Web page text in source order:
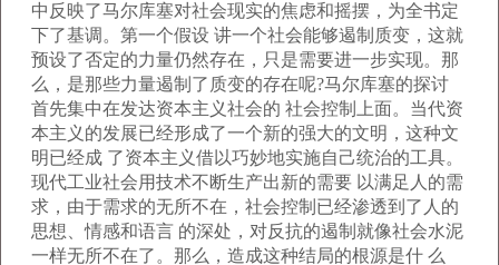
中反映了马尔库塞对社会现实的焦虑和摇摆，为全书定
下了基调。第一个假设 讲一个社会能够遏制质变，这就
预设了否定的力量仍然存在，只是需要进一步实现。那
么，是那些力量遏制了质变的存在呢?马尔库塞的探讨
首先集中在发达资本主义社会的 社会控制上面。当代资
本主义的发展已经形成了一个新的强大的文明，这种文
明已经成 了资本主义借以巧妙地实施自己统治的工具。
现代工业社会用技术不断生产出新的需要 以满足人的需
求，由于需求的无所不在，社会控制已经渗透到了人的
思想、情感和语言 的深处，对反抗的遏制就像社会水泥
一样无所不在了。那么，造成这种结局的根源是什 么